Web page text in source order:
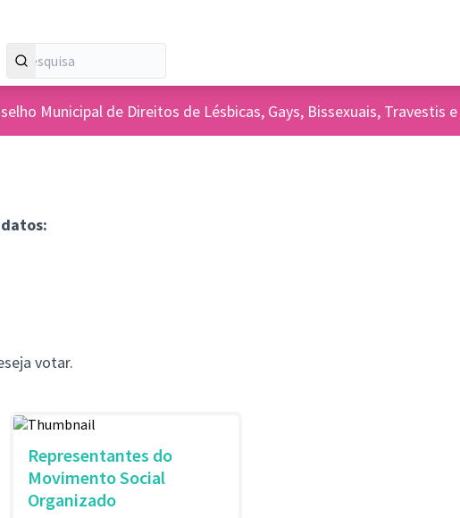
Municipal de Direitos de Lésbicas, Gays, Bissexuais, Travestis
votar.
Representantes do
Movimento Social
Organizado